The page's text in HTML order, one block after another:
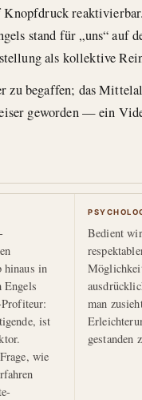
Knopfdruck
stand für „uns“ auf
als kollektive
begaffen; das
geworden — ein
hinaus in
Engels
ist
wie
Bedient
man
gestanden